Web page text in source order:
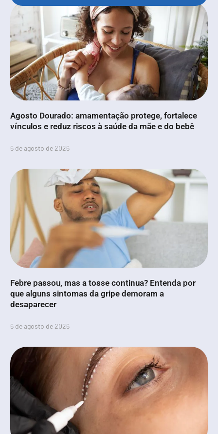
Agosto Dourado: amamentação protege, fortalece
vínculos e reduz riscos à saúde da mãe e do bebê
6 de agosto de 2026
Febre passou, mas a tosse continua? Entenda por
que alguns sintomas da gripe demoram a
desaparecer
6 de agosto de 2026